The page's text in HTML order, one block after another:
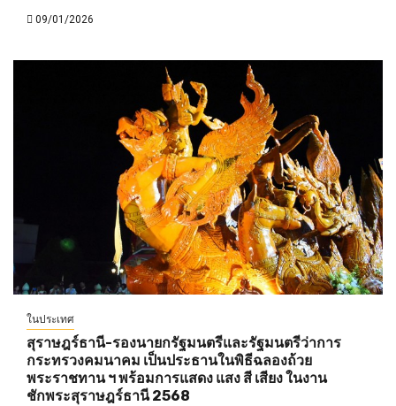
09/01/2026
ในประเทศ
สุราษฎร์ธานี-รองนายกรัฐมนตรีและรัฐมนตรีว่าการ
กระทรวงคมนาคม เป็นประธานในพิธีฉลองถ้วย
พระราชทาน ฯ พร้อมการแสดง แสง สี เสียง ในงาน
ชักพระสุราษฎร์ธานี 2568